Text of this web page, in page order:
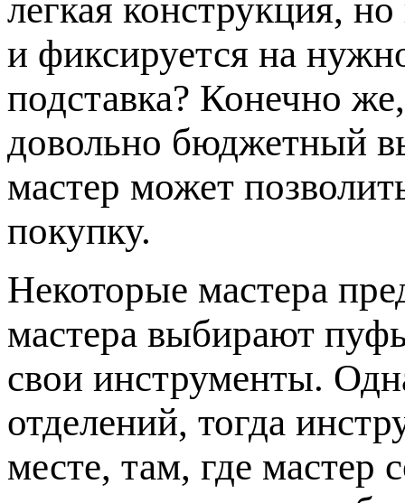
легкая конструкция,
и фиксируется на
подставка? Конечно
довольно бюджетный
мастер может
покупку.
Некоторые мастера
мастера выбирают
свои инструменты.
отделений, тогда
месте, там, где